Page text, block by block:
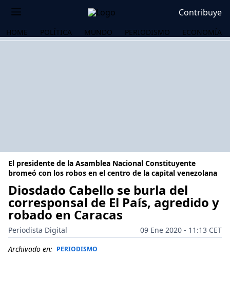
Contribuye
HOME POLÍTICA MUNDO PERIODISMO ECONOMÍA
El presidente de la Asamblea Nacional Constituyente
bromeó con los robos en el centro de la capital venezolana
Diosdado Cabello se burla del
corresponsal de El País, agredido y
robado en Caracas
Periodista Digital
09 Ene 2020 - 11:13 CET
Archivado en: PERIODISMO